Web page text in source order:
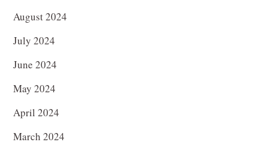
August 2024
July 2024
June 2024
May 2024
April 2024
March 2024